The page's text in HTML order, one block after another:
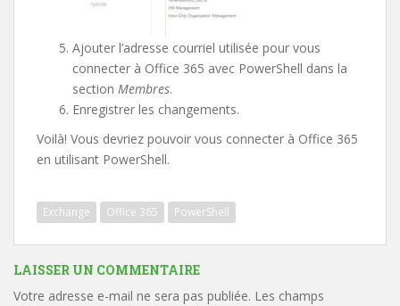
Ajouter l’adresse courriel utilisée pour vous
connecter à Office 365 avec PowerShell dans la
section Membres.
Enregistrer les changements.
Voilà! Vous devriez pouvoir vous connecter à Office 365
en utilisant PowerShell.
Exchange Office 365 PowerShell
LAISSER UN COMMENTAIRE
Votre adresse e-mail ne sera pas publiée. Les champs